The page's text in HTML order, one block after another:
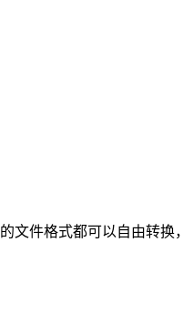
文件格式都可以自由转换，